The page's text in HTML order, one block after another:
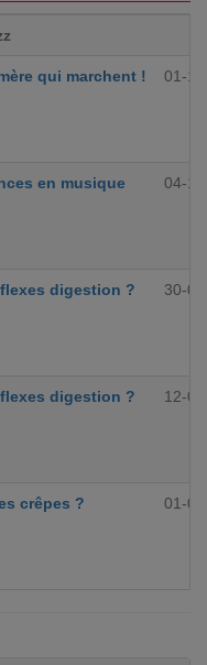
qui marchent ! 01-
en musique 04-
digestion ? 30-
digestion ? 12-
crêpes ? 01-